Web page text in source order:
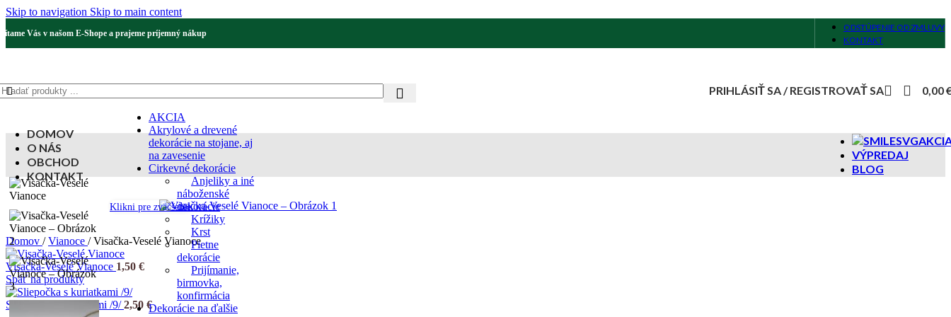
Skip to navigation Skip to main content
Vás v našom E-Shope a prajeme príjemný nákup
ODSTÚPENIE OD ZMLUVY
KONTAKT
AKCIA
Akrylové a drevené
dekorácie na stojane, aj
na zavesenie
Cirkevné dekorácie
Anjeliky a iné
náboženské
dekorácie
Krížiky
Krst
Pietne
dekorácie
Prijímanie,
birmovka,
konfirmácia
Dekorácie na ďalšie
PRIHLÁSIŤ SA / REGISTROVAŤ SA 0,00
DOMOV
O NÁS
OBCHOD
KONTAKT
VÝPREDAJ
BLOG
Klikni pre zväčšenie
Domov / Vianoce / Visačka-Veselé Vianoce
Visačka-Veselé Vianoce 1,50 €
Späť na produkty
Sliepočka s kuriatkami /9/2,50 €